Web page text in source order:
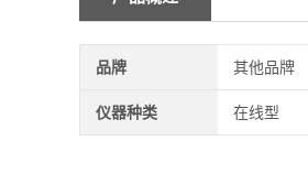
品牌 其他品牌
仪器种类 在线型